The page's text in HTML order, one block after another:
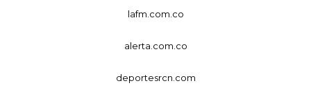
lafm.com.co
alerta.com.co
deportesrcn.com